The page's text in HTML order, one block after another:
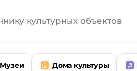
Музеи Дома культуры